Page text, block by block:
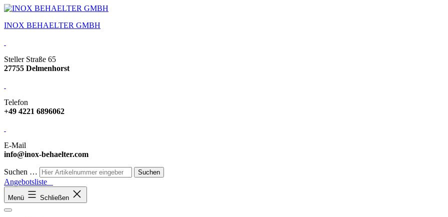
INOX BEHAELTER GMBH
Steller Straße 65
27755 Delmenhorst
Telefon
+49 4221 6896062
E-Mail
info@inox-behaelter.com
Suchen …
Angebotsliste
Menü Schließen